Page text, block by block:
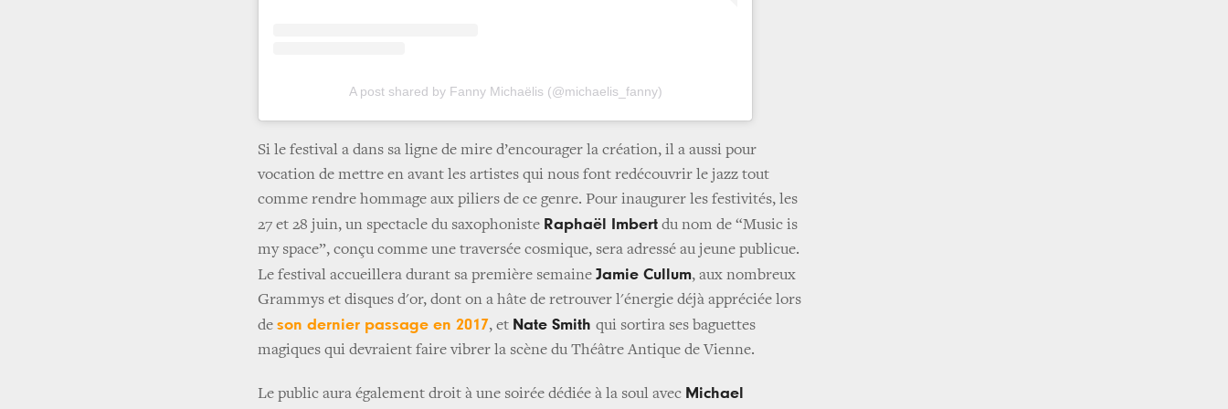
A post shared by Fanny Michaëlis (@michaelis_fanny)
Si le festival a dans sa ligne de mire d’encourager la création, il a aussi pour
vocation de mettre en avant les artistes qui nous font redécouvrir le jazz tout
comme rendre hommage aux piliers de ce genre. Pour inaugurer les festivités, les
27 et 28 juin, un spectacle du saxophoniste Raphaël Imbert du nom de “Music is
my space”, conçu comme une traversée cosmique, sera adressé au jeune publicue.
Le festival accueillera durant sa première semaine Jamie Cullum, aux nombreux
Grammys et disques d'or, dont on a hâte de retrouver l'énergie déjà appréciée lors
de son dernier passage en 2017, et Nate Smith qui sortira ses baguettes
magiques qui devraient faire vibrer la scène du Théâtre Antique de Vienne.
Le public aura également droit à une soirée dédiée à la soul avec Michael